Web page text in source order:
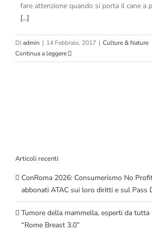
fare attenzione quando si porta il cane a
[...]
Di admin | 14 Febbraio, 2017 | Culture & Nature
Continua a leggere
Articoli recenti
ConRoma 2026: Consumerismo No
abbonati ATAC sui loro diritti e sul Pass
Tumore della mammella, esperti da tutta
“Rome Breast 3.0”